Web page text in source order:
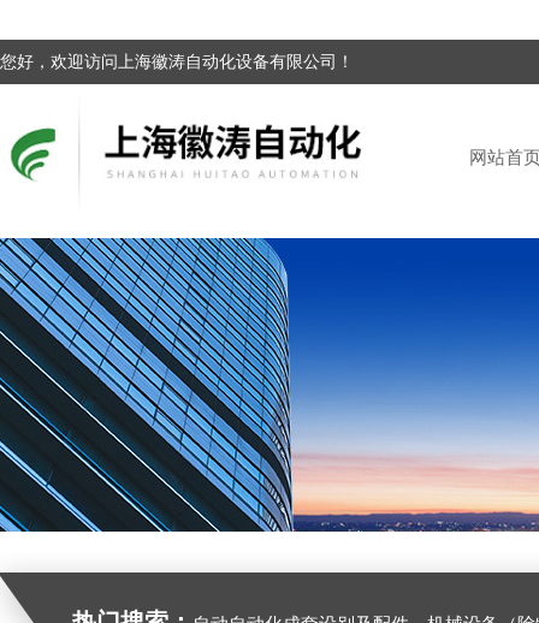
您好，欢迎访问上海徽涛自动化设备有限公司！
网站首